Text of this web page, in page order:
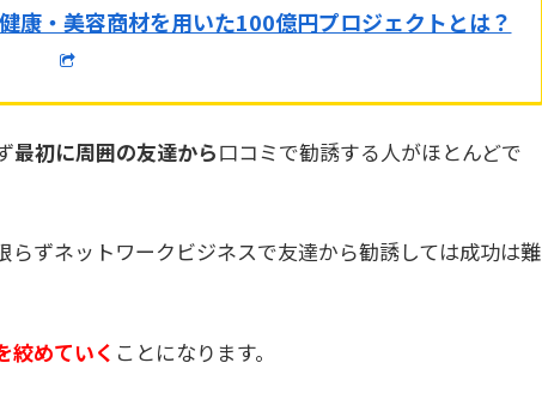
康・美容商材を用いた100億円プロジェクトとは？
最初に周囲の友達から口コミで勧誘する人がほとんどで
ずネットワークビジネスで友達から勧誘しては成功は難
絞めていく ことになります。